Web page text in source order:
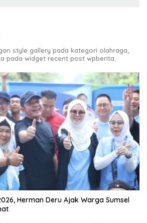
style gallery pada kategori olahraga,
pada widget recent post wpberita.
Herman Deru Ajak Warga Sumsel